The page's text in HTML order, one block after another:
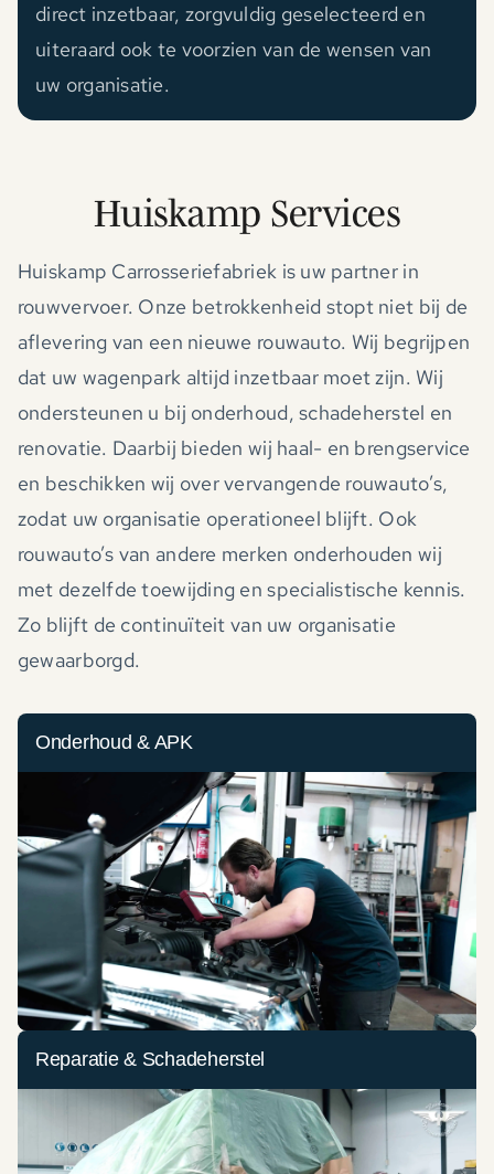
direct inzetbaar, zorgvuldig geselecteerd en
uiteraard ook te voorzien van de wensen van
uw organisatie.
Huiskamp Services
Huiskamp Carrosseriefabriek is uw partner in
rouwvervoer. Onze betrokkenheid stopt niet bij de
aflevering van een nieuwe rouwauto. Wij begrijpen
dat uw wagenpark altijd inzetbaar moet zijn. Wij
ondersteunen u bij onderhoud, schadeherstel en
renovatie. Daarbij bieden wij haal- en brengservice
en beschikken wij over vervangende rouwauto’s,
zodat uw organisatie operationeel blijft. Ook
rouwauto’s van andere merken onderhouden wij
met dezelfde toewijding en specialistische kennis.
Zo blijft de continuïteit van uw organisatie
gewaarborgd.
Onderhoud & APK
Reparatie & Schadeherstel